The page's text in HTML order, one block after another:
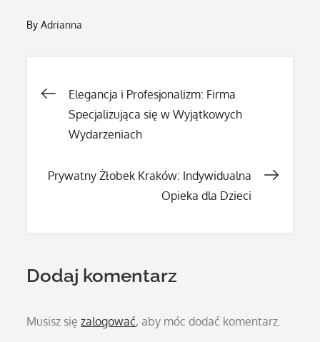
ByAdrianna
Nawigacja
wpisu
Elegancja i Profesjonalizm: Firma
Specjalizująca się w Wyjątkowych
Wydarzeniach
Prywatny Żłobek Kraków: Indywidualna
Opieka dla Dzieci
Dodaj komentarz
Musisz sięzalogować, aby móc dodać komentarz.